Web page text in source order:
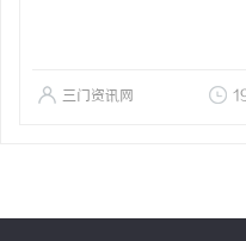
三门资讯网